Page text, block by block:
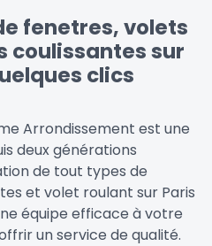
fenetres, volets
coulissantes sur
clics
Arrondissement est une
deux générations
de tout types de
et volet roulant sur Paris
équipe efficace à votre
un service de qualité.